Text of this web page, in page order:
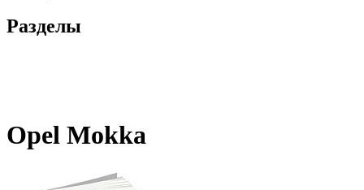
Разделы
Opel Mokka